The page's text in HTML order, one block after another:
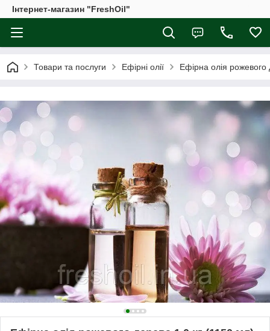
Інтернет-магазин "FreshOil"
Товари та послуги Ефірні олії Ефірна олія